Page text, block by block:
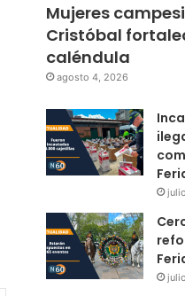
Mujeres
Cristóbal
caléndula
agosto 4, 2026